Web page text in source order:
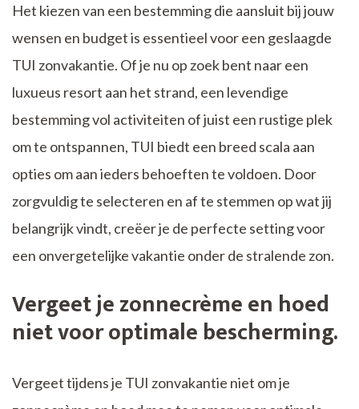
Het kiezen van een bestemming die aansluit bij jouw
wensen en budget is essentieel voor een geslaagde
TUI zonvakantie. Of je nu op zoek bent naar een
luxueus resort aan het strand, een levendige
bestemming vol activiteiten of juist een rustige plek
om te ontspannen, TUI biedt een breed scala aan
opties om aan ieders behoeften te voldoen. Door
zorgvuldig te selecteren en af te stemmen op wat jij
belangrijk vindt, creëer je de perfecte setting voor
een onvergetelijke vakantie onder de stralende zon.
Vergeet je zonnecrème en hoed
niet voor optimale bescherming.
Vergeet tijdens je TUI zonvakantie niet om je